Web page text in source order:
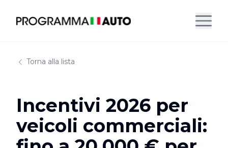
Torna alla lista
Incentivi 2026 per
veicoli commerciali: